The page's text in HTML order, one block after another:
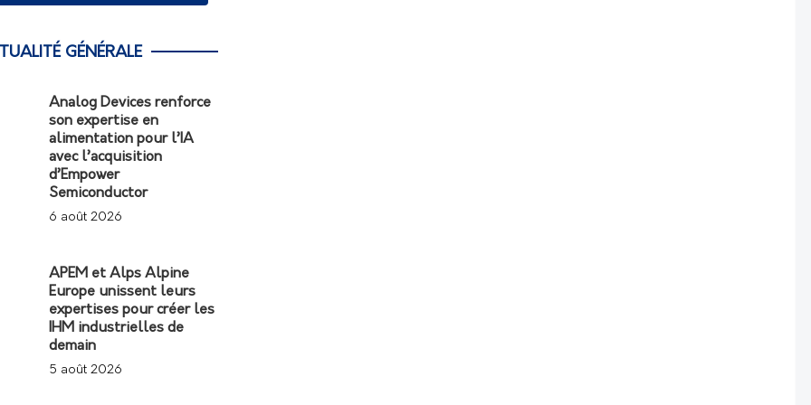
GÉNÉRALE
Analog Devices renforce
son expertise en
alimentation pour l’IA
avec l’acquisition
d’Empower
Semiconductor
6 août 2026
APEM et Alps Alpine
Europe unissent leurs
expertises pour créer les
IHM industrielles de
demain
5 août 2026